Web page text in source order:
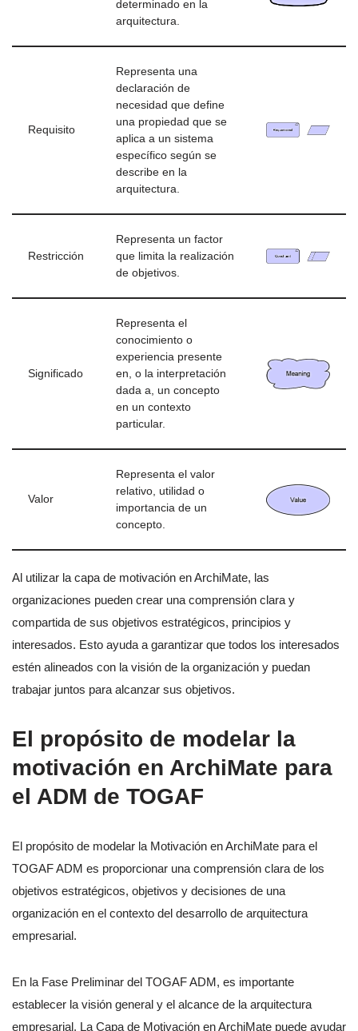
determinado en la
arquitectura.
Requisito
Representa una
declaración de
necesidad que define
una propiedad que se
aplica a un sistema
específico según se
describe en la
arquitectura.
Restricción
Representa un factor
que limita la realización
de objetivos.
Significado
Representa el
conocimiento o
experiencia presente
en, o la interpretación
dada a, un concepto
en un contexto
particular.
Valor
Representa el valor
relativo, utilidad o
importancia de un
concepto.
Al utilizar la capa de motivación en ArchiMate, las
organizaciones pueden crear una comprensión clara y
compartida de sus objetivos estratégicos, principios y
interesados. Esto ayuda a garantizar que todos los interesados
estén alineados con la visión de la organización y puedan
trabajar juntos para alcanzar sus objetivos.
El propósito de modelar la
motivación en ArchiMate para
el ADM de TOGAF
El propósito de modelar la Motivación en ArchiMate para el
TOGAF ADM es proporcionar una comprensión clara de los
objetivos estratégicos, objetivos y decisiones de una
organización en el contexto del desarrollo de arquitectura
empresarial.
En la Fase Preliminar del TOGAF ADM, es importante
establecer la visión general y el alcance de la arquitectura
empresarial. La Capa de Motivación en ArchiMate puede ayudar